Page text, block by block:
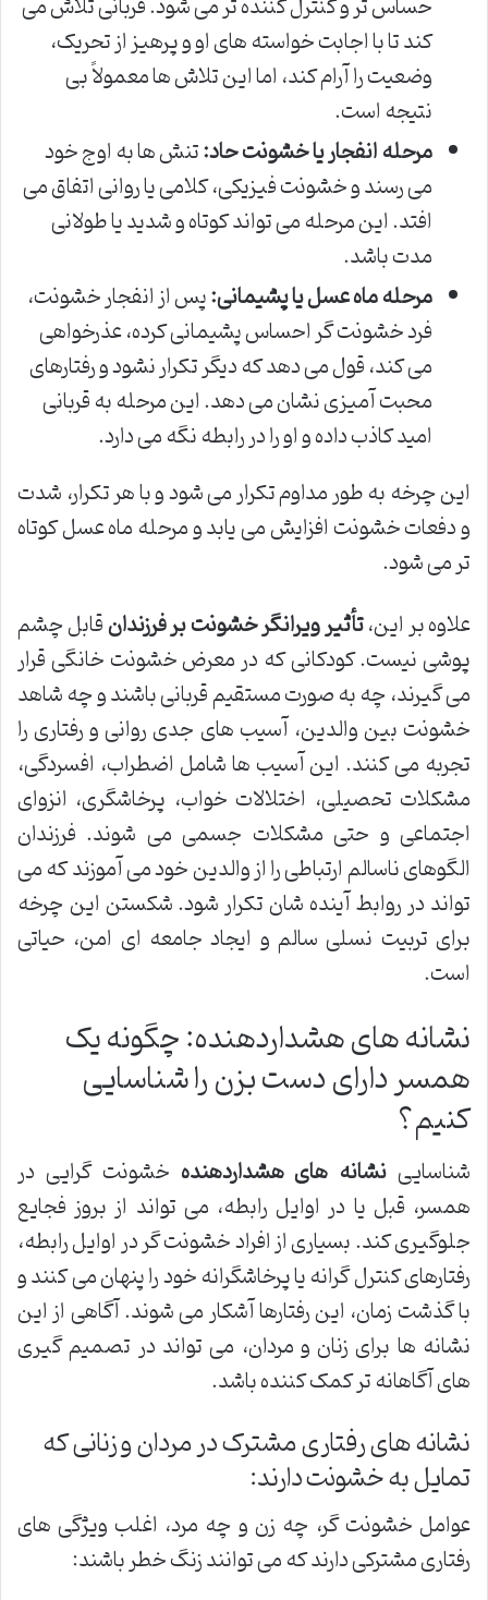
کند تا با اجابت خواسته های او و پرهیز از تحریک،
وضعیت را آرام کند، اما این تلاش ها معمولاً بی
نتیجه است.
مرحله انفجار یا خشونت حاد:تنش ها به اوج خود
می رسند و خشونت فیزیکی، کلامی یا روانی اتفاق می
افتد. این مرحله می تواند کوتاه و شدید یا طولانی
مدت باشد.
مرحله ماه عسل یا پشیمانی:پس از انفجار خشونت،
فرد خشونت گر احساس پشیمانی کرده، عذرخواهی
می کند، قول می دهد که دیگر تکرار نشود و رفتارهای
محبت آمیزی نشان می دهد. این مرحله به قربانی
امید کاذب داده و او را در رابطه نگه می دارد.
این چرخه به طور مداوم تکرار می شود و با هر تکرار، شدت
و دفعات خشونت افزایش می یابد و مرحله ماه عسل کوتاه
تر می شود.
علاوه بر این،تأثیر ویرانگر خشونت بر فرزندانقابل چشم
پوشی نیست. کودکانی که در معرض خشونت خانگی قرار
می گیرند، چه به صورت مستقیم قربانی باشند و چه شاهد
خشونت بین والدین، آسیب های جدی روانی و رفتاری را
تجربه می کنند. این آسیب ها شامل اضطراب، افسردگی،
مشکلات تحصیلی، اختلالات خواب، پرخاشگری، انزوای
اجتماعی و حتی مشکلات جسمی می شوند. فرزندان
الگوهای ناسالم ارتباطی را از والدین خود می آموزند که می
تواند در روابط آینده شان تکرار شود. شکستن این چرخه
برای تربیت نسلی سالم و ایجاد جامعه ای امن، حیاتی
است.
نشانه های هشداردهنده: چگونه یک
همسر دارای دست بزن را شناسایی
کنیم؟
شناسایی نشانه های هشداردهنده خشونت گرایی در
همسر، قبل یا در اوایل رابطه، می تواند از بروز فجایع
جلوگیری کند. بسیاری از افراد خشونت گر در اوایل رابطه،
رفتارهای کنترل گرانه یا پرخاشگرانه خود را پنهان می کنند و
با گذشت زمان، این رفتارها آشکار می شوند. آگاهی از این
نشانه ها برای زنان و مردان، می تواند در تصمیم گیری
های آگاهانه تر کمک کننده باشد.
نشانه های رفتاری مشترک در مردان و زنانی که
تمایل به خشونت دارند:
عوامل خشونت گر، چه زن و چه مرد، اغلب ویژگی های
رفتاری مشترکی دارند که می توانند زنگ خطر باشند: